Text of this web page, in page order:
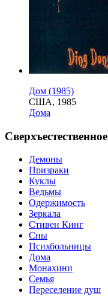
Дом (1985)
США, 1985
Дома
Сверхъестественное
Демоны
Призраки
Куклы
Ведьмы
Одержимость
Зеркала
Стивен Кинг
Сны
Психбольницы
Дома
Монахини
Семья
Переселение душ